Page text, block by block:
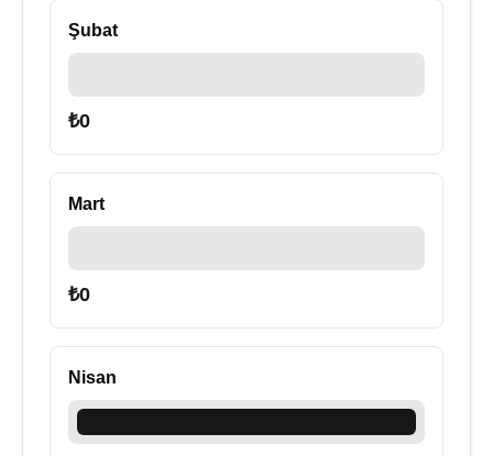
Şubat
₺0
Mart
₺0
Nisan